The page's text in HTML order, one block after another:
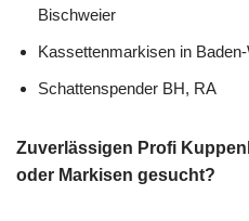
Bischweier
Kassettenmarkisen in
Schattenspender BH, RA
Zuverlässigen Profi
oder Markisen gesucht?